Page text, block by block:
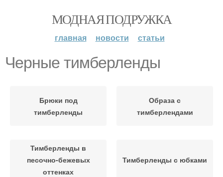
МОДНАЯ ПОДРУЖКА
главная новости статьи
Черные тимберленды
Брюки под
тимберленды
Образа с
тимберлендами
Тимберленды в
песочно-бежевых
оттенках
Тимберленды с юбками